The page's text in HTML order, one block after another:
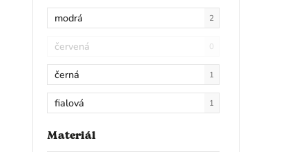
modrá 2
červená 0
černá 1
fialová 1
tyrkysová
Materiál